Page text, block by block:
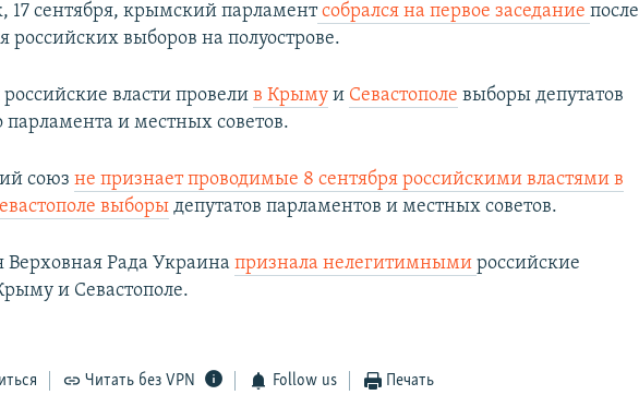
17 сентября, крымский парламентсобрался на первое заседаниепосле
российских выборов на полуострове.
российские власти провелив Крыму и Севастополе выборы депутатов
и местных советов.​
союзне признает проводимые 8 сентября российскими властями в
выборы депутатов парламентов и местных советов.
Верховная Рада Украинапризнала нелегитимнымироссийские
и Севастополе.
Читать без VPN Follow us Печать